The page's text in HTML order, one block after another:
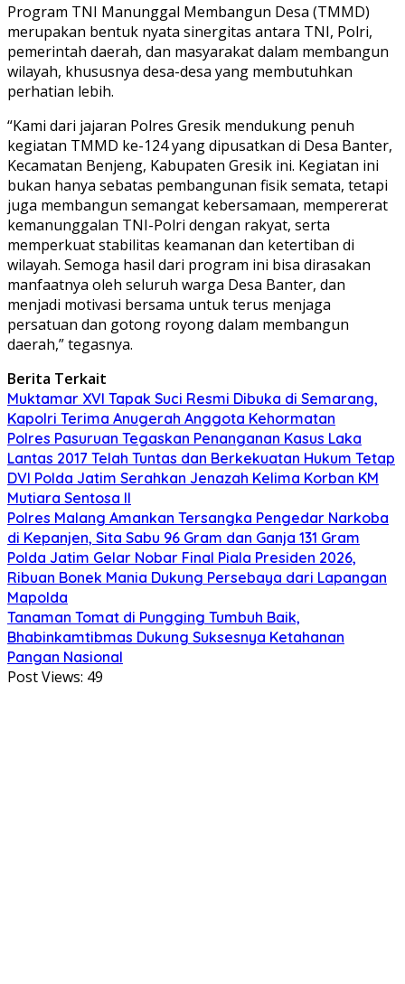
Program TNI Manunggal Membangun Desa (TMMD)
merupakan bentuk nyata sinergitas antara TNI, Polri,
pemerintah daerah, dan masyarakat dalam membangun
wilayah, khususnya desa-desa yang membutuhkan
perhatian lebih.
“Kami dari jajaran Polres Gresik mendukung penuh
kegiatan TMMD ke-124 yang dipusatkan di Desa Banter,
Kecamatan Benjeng, Kabupaten Gresik ini. Kegiatan ini
bukan hanya sebatas pembangunan fisik semata, tetapi
juga membangun semangat kebersamaan, mempererat
kemanunggalan TNI-Polri dengan rakyat, serta
memperkuat stabilitas keamanan dan ketertiban di
wilayah. Semoga hasil dari program ini bisa dirasakan
manfaatnya oleh seluruh warga Desa Banter, dan
menjadi motivasi bersama untuk terus menjaga
persatuan dan gotong royong dalam membangun
daerah,” tegasnya.
Berita Terkait
Muktamar XVI Tapak Suci Resmi Dibuka di Semarang,
Kapolri Terima Anugerah Anggota Kehormatan
Polres Pasuruan Tegaskan Penanganan Kasus Laka
Lantas 2017 Telah Tuntas dan Berkekuatan Hukum Tetap
DVI Polda Jatim Serahkan Jenazah Kelima Korban KM
Mutiara Sentosa II
Polres Malang Amankan Tersangka Pengedar Narkoba
di Kepanjen, Sita Sabu 96 Gram dan Ganja 131 Gram
Polda Jatim Gelar Nobar Final Piala Presiden 2026,
Ribuan Bonek Mania Dukung Persebaya dari Lapangan
Mapolda
Tanaman Tomat di Pungging Tumbuh Baik,
Bhabinkamtibmas Dukung Suksesnya Ketahanan
Pangan Nasional
Post Views: 49